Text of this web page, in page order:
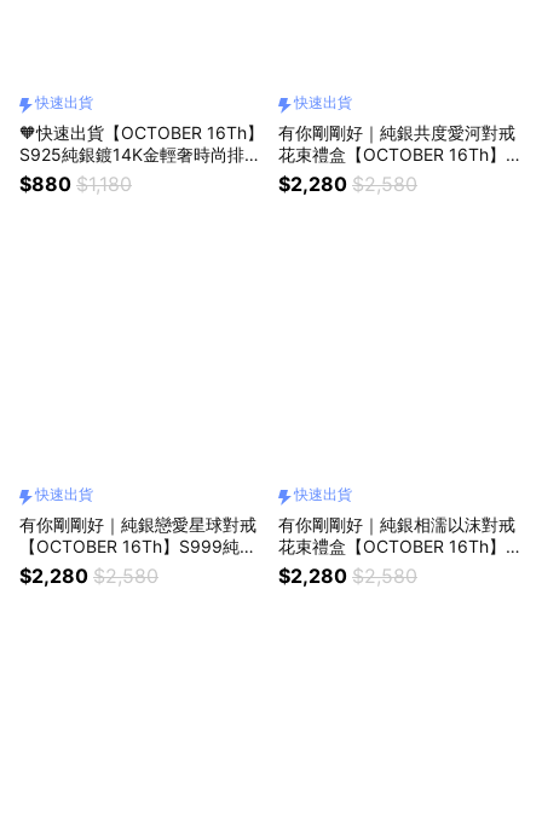
快速出貨
🧡快速出貨【OCTOBER 16Th】
S925純銀鍍14K金輕奢時尚排鑽
開口戒指 開運 生日禮物 閨蜜禮
物 情人節禮物 交換禮物 客製化
$880 $1,180
快速出貨
有你剛剛好｜純銀共度愛河對戒
花束禮盒【OCTOBER 16Th】S
999純銀共渡愛河情侶可調式對
戒 戒指＃CRY6020 開運 男生戒
$2,280 $2,580
快速出貨
有你剛剛好｜純銀戀愛星球對戒
【OCTOBER 16Th】S999純銀
戀愛星球情侶可調式對戒 戒指
開運 男生戒指 生日禮物 情人節
$2,280 $2,580
快速出貨
有你剛剛好｜純銀相濡以沫對戒
花束禮盒【OCTOBER 16Th】S
925純銀相濡以沫情侶可調式對
戒戒指 開運 男生戒指 生日禮物
$2,280 $2,580